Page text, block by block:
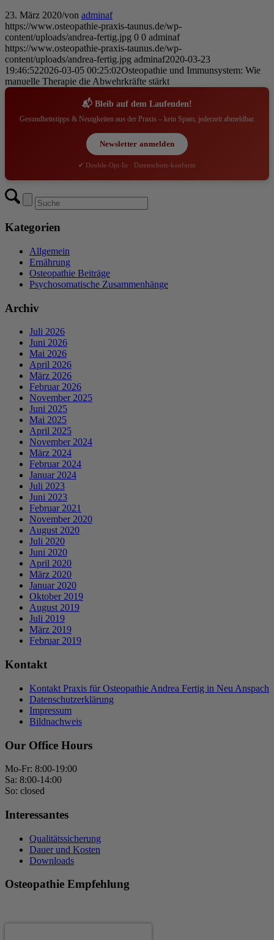
23. März 2020/von adminaf
https://www.osteopathie-praxis-taunus.de/wp-
content/uploads/andrea-fertig.jpg 0 0 adminaf
https://www.osteopathie-praxis-taunus.de/wp-
content/uploads/andrea-fertig.jpg adminaf2020-03-23
19:46:522026-03-05 00:25:02Osteopathie und Immunsystem: Wie
manuelle Therapie die Abwehrkräfte stärkt
📬 Bleib auf dem Laufenden!
Gesundheitstipps & Neuigkeiten aus der Praxis – kein Spam, jederzeit abmeldbar.
Newsletter anmelden
✔ Double-Opt-In · Datenschutz-konform
Kategorien
Allgemein
Ernährung
Osteopathie Beiträge
Psychosomatische Zusammenhänge
Archiv
Juli 2026
Juni 2026
Mai 2026
April 2026
März 2026
Februar 2026
November 2025
Juni 2025
Mai 2025
April 2025
November 2024
März 2024
Februar 2024
Januar 2024
Juli 2023
Juni 2023
Februar 2021
November 2020
August 2020
Juli 2020
Juni 2020
April 2020
März 2020
Januar 2020
Oktober 2019
August 2019
Juli 2019
März 2019
Februar 2019
Kontakt
Kontakt Praxis für Osteopathie Andrea Fertig in Neu Anspach
Datenschutzerklärung
Impressum
Bildnachweis
Our Office Hours
Mo-Fr: 8:00-19:00
Sa: 8:00-14:00
So: closed
Interessantes
Qualitätssicherung
Dauer und Kosten
Downloads
Osteopathie Empfehlung